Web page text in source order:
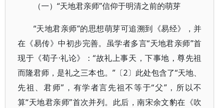
（一）“天地君亲师”信仰于明清之前的萌芽
“天地君亲师”的思想萌芽可追溯到《易经》，并
在《易传》中初步完善。虽学者多言“天地君亲师”首
现于《荀子·礼论》：“故礼上事天，下事地，尊先祖
而隆君师，是礼之三本也。”〔2〕此处包含了“天地、
先祖、君师”，有学者言先祖不等于“父”，所以不
算“天地君亲师”首次并列。此后，南宋余文豹在《吹